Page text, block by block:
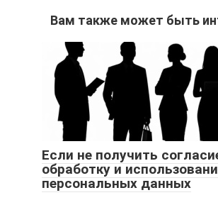
Вам также может быть
Если не получить
обработку и
персональных данных